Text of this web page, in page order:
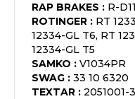
RAP BRAKES : R-
ROTINGER : RT
12334-GL T6, RT
12334-GL T5
SAMKO : V1034PR
SWAG : 33 10 6320
TEXTAR : 2051001-